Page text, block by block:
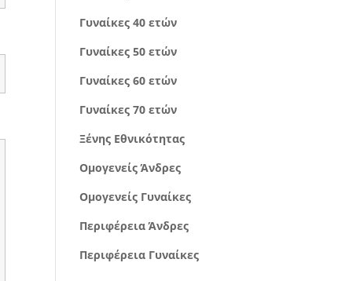
Γυναίκες 40 ετών
Γυναίκες 50 ετών
Γυναίκες 60 ετών
Γυναίκες 70 ετών
Ξένης Εθνικότητας
Ομογενείς Άνδρες
Ομογενείς Γυναίκες
Περιφέρεια Άνδρες
Περιφέρεια Γυναίκες